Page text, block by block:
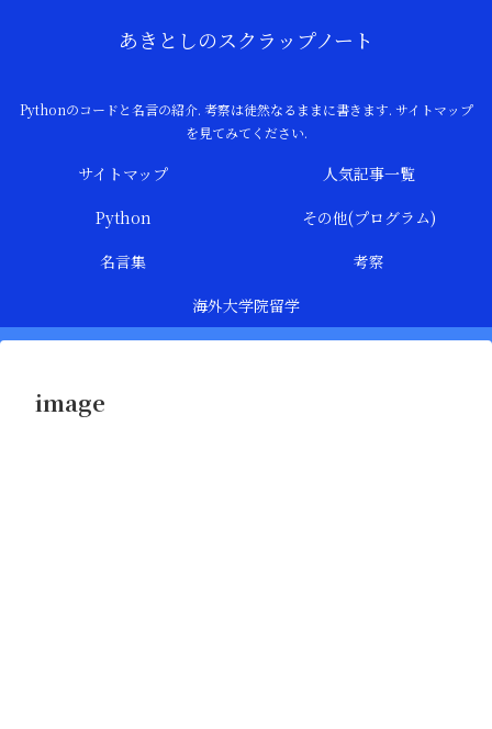
あきとしのスクラップノート
Pythonのコードと名言の紹介. 考察は徒然なるままに書きます. サイトマップ
を見てみてください.
サイトマップ
人気記事一覧
Python
その他(プログラム)
名言集
考察
海外大学院留学
image